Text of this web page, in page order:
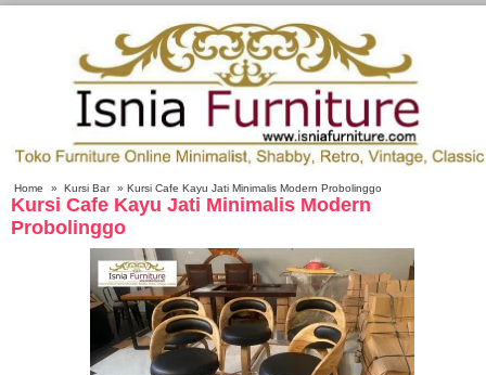
Home » Kursi Bar » Kursi Cafe Kayu Jati Minimalis Modern Probolinggo
Kursi Cafe Kayu Jati Minimalis Modern
Probolinggo